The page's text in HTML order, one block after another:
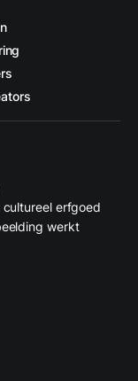
cultureel erfgoed
werkt